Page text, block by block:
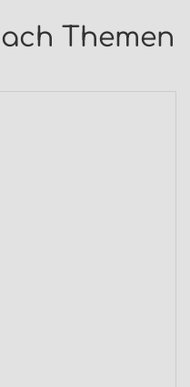
Themen